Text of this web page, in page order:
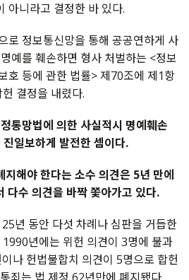
아니라고 결정한 바 있다.
로 정보통신망을 통해 공공연하게 사
예를 훼손하면 형사 처벌하는 <정보
호 등에 관한 법률> 제70조에 제1항
결정을 내렸다.
통망법에 의한 사실적시 명예훼손
일보하게 발전한 셈이다.
지해야 한다는 소수 의견은 5년 만에
다수 의견을 바짝 쫓아가고 있다.
년 동안 다섯 차례나 심판을 거듭한
년에는 위헌 의견이 3명에 불과
나 헌법불합치 의견이 5명으로 합헌